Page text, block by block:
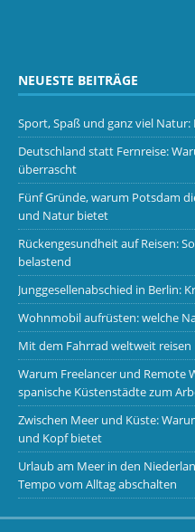
NEUESTE BEITRÄGE
Sport, Spaß und ganz viel
Deutschland statt Fernreise:
überrascht
Fünf Gründe, warum Potsdam
und Natur bietet
Rückengesundheit auf Reisen:
belastend
Junggesellenabschied in Berlin:
Wohnmobil aufrüsten: welche
Mit dem Fahrrad weltweit reisen
Warum Freelancer und Remote
spanische Küstenstädte zum
Zwischen Meer und Küste:
und Kopf bietet
Urlaub am Meer in den
Tempo vom Alltag abschalten